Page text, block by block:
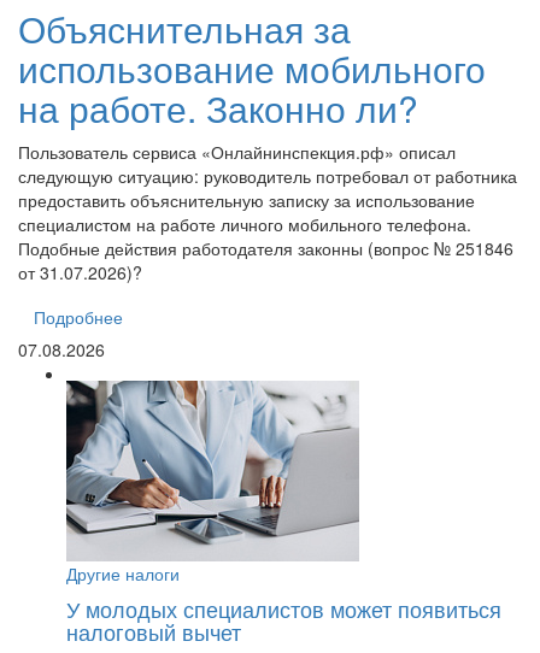
Объяснительная за
использование мобильного
на работе. Законно ли?
Пользователь сервиса «Онлайнинспекция.рф» описал
следующую ситуацию: руководитель потребовал от работника
предоставить объяснительную записку за использование
специалистом на работе личного мобильного телефона.
Подобные действия работодателя законны (вопрос № 251846
от 31.07.2026)?
Подробнее
07.08.2026
Другие налоги
У молодых специалистов может появиться
налоговый вычет